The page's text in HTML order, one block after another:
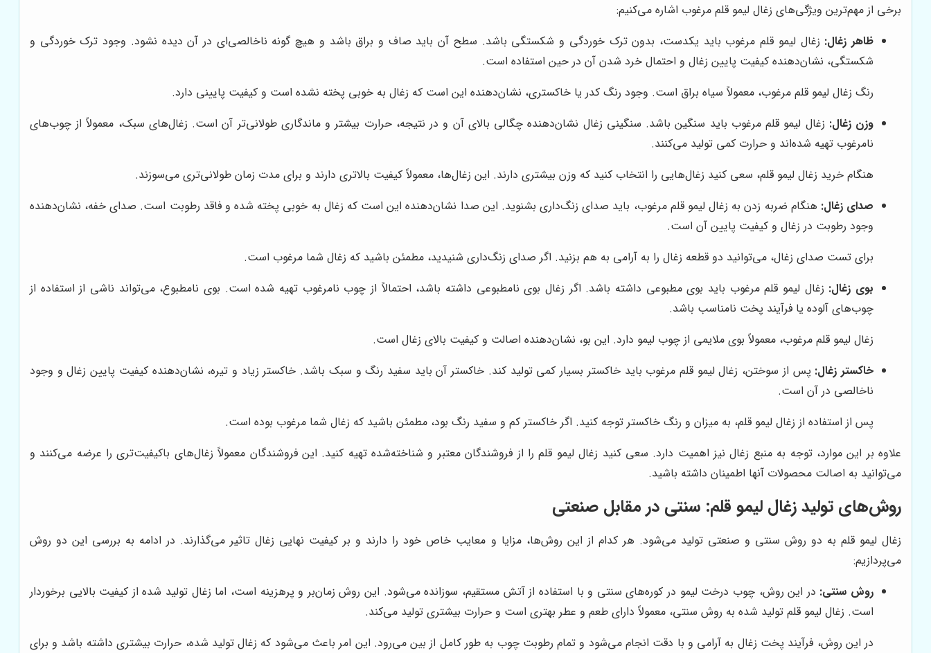
برخی از مهم‌ترین ویژگی‌های زغال لیمو قلم مرغوب اشاره می‌کنیم:
ظاهر زغال: زغال لیمو قلم مرغوب باید یکدست، بدون ترک خوردگی و شکستگی باشد. سطح آن باید صاف و براق باشد و هیچ گونه ناخالصی‌ای در آن دیده نشود. وجود ترک خوردگی و
شکستگی، نشان‌دهنده کیفیت پایین زغال و احتمال خرد شدن آن در حین استفاده است.
رنگ زغال لیمو قلم مرغوب، معمولاً سیاه براق است. وجود رنگ کدر یا خاکستری، نشان‌دهنده این است که زغال به خوبی پخته نشده است و کیفیت پایینی دارد.
وزن زغال: زغال لیمو قلم مرغوب باید سنگین باشد. سنگینی زغال نشان‌دهنده چگالی بالای آن و در نتیجه، حرارت بیشتر و ماندگاری طولانی‌تر آن است. زغال‌های سبک، معمولاً از چوب‌های
نامرغوب تهیه شده‌اند و حرارت کمی تولید می‌کنند.
هنگام خرید زغال لیمو قلم، سعی کنید زغال‌هایی را انتخاب کنید که وزن بیشتری دارند. این زغال‌ها، معمولاً کیفیت بالاتری دارند و برای مدت زمان طولانی‌تری می‌سوزند.
صدای زغال: هنگام ضربه زدن به زغال لیمو قلم مرغوب، باید صدای زنگ‌داری بشنوید. این صدا نشان‌دهنده این است که زغال به خوبی پخته شده و فاقد رطوبت است. صدای خفه، نشان‌دهنده
وجود رطوبت در زغال و کیفیت پایین آن است.
برای تست صدای زغال، می‌توانید دو قطعه زغال را به آرامی به هم بزنید. اگر صدای زنگ‌داری شنیدید، مطمئن باشید که زغال شما مرغوب است.
بوی زغال: زغال لیمو قلم مرغوب باید بوی مطبوعی داشته باشد. اگر زغال بوی نامطبوعی داشته باشد، احتمالاً از چوب نامرغوب تهیه شده است. بوی نامطبوع، می‌تواند ناشی از استفاده از
چوب‌های آلوده یا فرآیند پخت نامناسب باشد.
زغال لیمو قلم مرغوب، معمولاً بوی ملایمی از چوب لیمو دارد. این بو، نشان‌دهنده اصالت و کیفیت بالای زغال است.
خاکستر زغال: پس از سوختن، زغال لیمو قلم مرغوب باید خاکستر بسیار کمی تولید کند. خاکستر آن باید سفید رنگ و سبک باشد. خاکستر زیاد و تیره، نشان‌دهنده کیفیت پایین زغال و وجود
ناخالصی در آن است.
پس از استفاده از زغال لیمو قلم، به میزان و رنگ خاکستر توجه کنید. اگر خاکستر کم و سفید رنگ بود، مطمئن باشید که زغال شما مرغوب بوده است.
علاوه بر این موارد، توجه به منبع زغال نیز اهمیت دارد. سعی کنید زغال لیمو قلم را از فروشندگان معتبر و شناخته‌شده تهیه کنید. این فروشندگان معمولاً زغال‌های باکیفیت‌تری را عرضه می‌کنند و
می‌توانید به اصالت محصولات آنها اطمینان داشته باشید.
روش‌های تولید زغال لیمو قلم: سنتی در مقابل صنعتی
زغال لیمو قلم به دو روش سنتی و صنعتی تولید می‌شود. هر کدام از این روش‌ها، مزایا و معایب خاص خود را دارند و بر کیفیت نهایی زغال تاثیر می‌گذارند. در ادامه به بررسی این دو روش
می‌پردازیم:
روش سنتی: در این روش، چوب درخت لیمو در کوره‌های سنتی و با استفاده از آتش مستقیم، سوزانده می‌شود. این روش زمان‌بر و پرهزینه است، اما زغال تولید شده از کیفیت بالایی برخوردار
است. زغال لیمو قلم تولید شده به روش سنتی، معمولاً دارای طعم و عطر بهتری است و حرارت بیشتری تولید می‌کند.
در این روش، فرآیند پخت زغال به آرامی و با دقت انجام می‌شود و تمام رطوبت چوب به طور کامل از بین می‌رود. این امر باعث می‌شود که زغال تولید شده، حرارت بیشتری داشته باشد و برای